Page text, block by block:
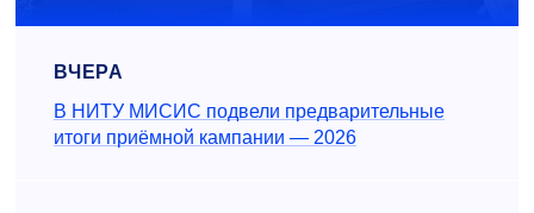
ВЧЕРА
В НИТУ МИСИС подвели предварительные
итоги приёмной кампании — 2026